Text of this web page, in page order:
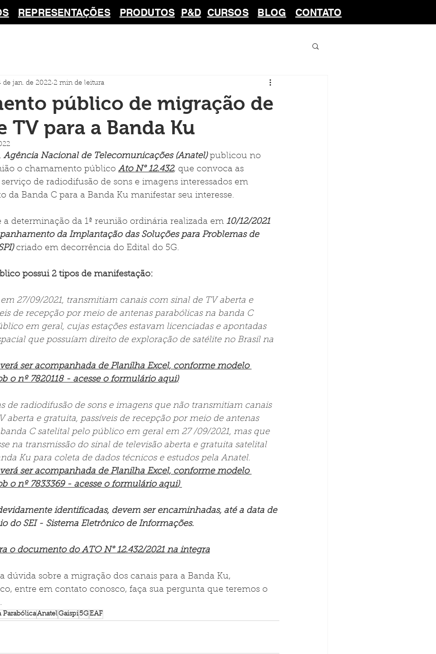
REPRESENTAÇÕES PRODUTOS P&D CURSOS BLOG CONTATO
público de migração de
TV para a Banda Ku
de jan. de 2022 2 min de leitura
Agência Nacional de Telecomunicações (Anatel) publicou no
o chamamento público Ato N° 12.432, que convoca as
de radiodifusão de sons e imagens interessados em
da Banda C para a Banda Ku manifestar seu interesse.
a determinação da 1ª reunião ordinária realizada em 10/12/2021
da Implantação das Soluções para Problemas de
criado em decorrência do Edital do 5G.
possui 2 tipos de manifestação:
27/09/2021, transmitiam canais com sinal de TV aberta e
de recepção por meio de antenas parabólicas na banda C
em geral, cujas estações estavam licenciadas e apontadas
que possuíam direito de exploração de satélite no Brasil na
ser acompanhada de Planilha Excel, conforme modelo
o nº 7820118 - acesse o formulário aqui)
de radiodifusão de sons e imagens que não transmitiam canais
aberta e gratuita, passíveis de recepção por meio de antenas
C satelital pelo público em geral em 27 /09/2021, mas que
na transmissão do sinal de televisão aberta e gratuita satelital
Ku para coleta de dados técnicos e estudos pela Anatel.
ser acompanhada de Planilha Excel, conforme modelo
o nº 7833369 - acesse o formulário aqui)
identificadas, devem ser encaminhadas, até a data de
do SEI - Sistema Eletrônico de Informações.
o documento do ATO N° 12.432/2021 na integra
dúvida sobre a migração dos canais para a Banda Ku,
entre em contato conosco, faça sua pergunta que teremos o
ParabólicaAnatelGaispi5GEAF